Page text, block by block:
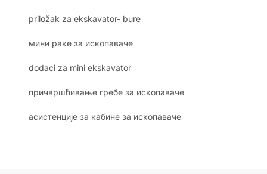
priložak za ekskavator- bure
мини раке за ископаваче
dodaci za mini ekskavator
причвршћивање гребе за ископаваче
асистенције за кабине за ископаваче